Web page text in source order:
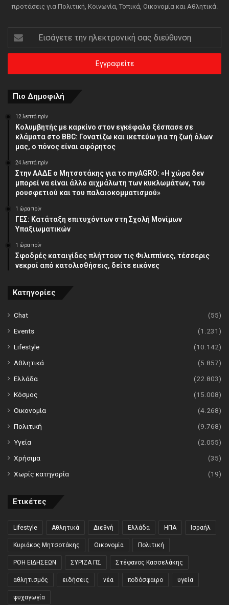
προτάσεις για Πολιτική, Κοινωνία, Τοπικά, Οικονομία και Αθλητικά.
την
ηλεκτρονική
διεύθυνση
Πιο Δημοφιλή
12 λεπτά πρίν
Κολυμβητής με καρκίνο στον εγκέφαλο ξέσπασε σε
κλάματα στο BBC: Γονατίζω και ικετεύω για τη ζωή όλων
μας, ο πόνος είναι αφόρητος
24 λεπτά πρίν
Στην ΑΑΔΕ ο Μητσοτάκης για το myAGRO: «Η χώρα δεν
μπορεί να είναι άλλο αιχμάλωτη των κυκλωμάτων, του
ρουσφετιού και του παλαιοκομματισμού»
1 ώρα πρίν
ΓΕΣ: Κατάταξη επιτυχόντων στη Σχολή Μονίμων
Υπαξιωματικών
1 ώρα πρίν
Σφοδρές καταιγίδες πλήττουν τις Φιλιππίνες, τέσσερις
νεκροί από κατολισθήσεις, δείτε εικόνες
Κατηγορίες
Chat
(55)
Events
(1.231)
Lifestyle
(10.142)
Αθλητικά
(5.857)
Ελλάδα
(22.803)
Κόσμος
(15.008)
Οικονομία
(4.268)
Πολιτική
(9.768)
Υγεία
(2.055)
Χρήσιμα
(35)
Χωρίς κατηγορία
(19)
Ετικέτες
Lifestyle Αθλητικά Διεθνή Ελλάδα ΗΠΑ Ισραήλ
Κυριάκος Μητσοτάκης Οικονομία Πολιτική
ΡΟΗ ΕΙΔΗΣΕΩΝ ΣΥΡΙΖΑ ΠΣ Στέφανος Κασσελάκης
αθλητισμός ειδήσεις νέα ποδόσφαιρο υγεία
ψυχαγωγία